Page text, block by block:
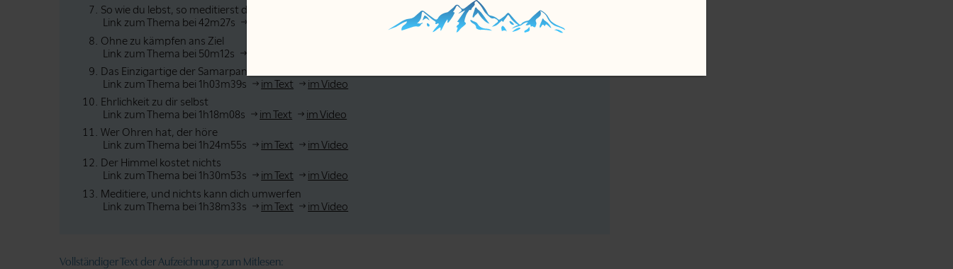
So wie du lebst, so meditierst du
Link zum Thema bei 42m27s
Ohne zu kämpfen ans Ziel
Link zum Thema bei 50m12s
Das Einzigartige der Samarpan-Meditation
Link zum Thema bei 1h03m39s
im Text
im Video
Ehrlichkeit zu dir selbst
Link zum Thema bei 1h18m08s
im Text
im Video
Wer Ohren hat, der höre
Link zum Thema bei 1h24m55s
im Text
im Video
Der Himmel kostet nichts
Link zum Thema bei 1h30m53s
im Text
im Video
Meditiere, und nichts kann dich umwerfen
Link zum Thema bei 1h38m33s
im Text im Video
Vollständiger Text der Aufzeichnung zum Mitlesen: